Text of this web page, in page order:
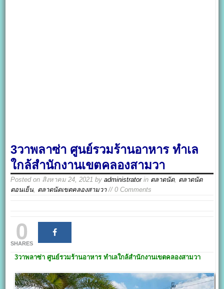
3วาพลาซ่า ศูนย์รวมร้านอาหาร ทำเล
ใกล้สำนักงานเขตคลองสามวา
Posted on สิงหาคม 24, 2021 byadministratorin ตลาดนัด, ตลาดนัด
ตอนเย็น, ตลาดนัดเขตคลองสามวา// 0 Comments
0
SHARES
3วาพลาซ่า ศูนย์รวมร้านอาหารทำเลใกล้สำนักงานเขตคลองสามวา